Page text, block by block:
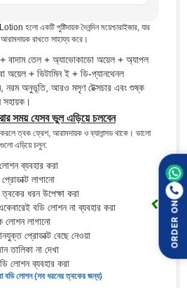
একটি পুষ্টিদায়ক দৈনন্দিন ময়েশ্চারাইজার, যার
রাখতে সাহায্য করে।
+ বাদাম তেল + অ্যাভোকাডো অয়েল + অ্যাপল
অয়েল + ভিটামিন ই + ডি-প্যানথেনল
নরম অনুভূতি, আরও মসৃণ টেক্সচার এবং শুষ্ক
সহায়ক।
সময় যেসব ভুল এড়িয়ে চলবেন
করলে ত্বক ফ্রেশ, আরামদায়ক ও ব্যালান্সড থাকে। ভালো
এড়িয়ে চলুন:
ব্যবহার করা
লাগানো
ধরন উপেক্ষা করা
বডি লোশন না ব্যবহার করা
লোশন লাগানো
প্রোডাক্ট বেছে নেওয়া
তালিকা না দেখা
লোশন ব্যবহার করা
বডি লোশন (সব ধরনের ত্বকের জন্য)
ORDER ON